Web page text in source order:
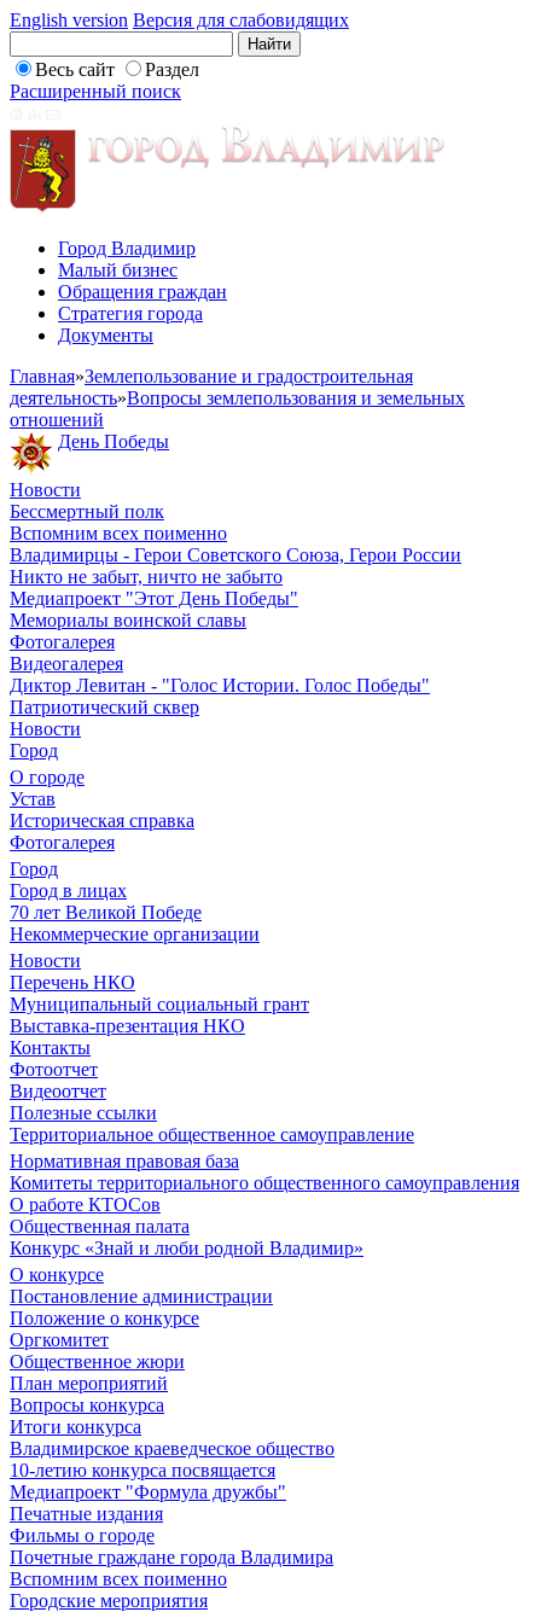
English version Версия для слабовидящих
Весь сайт
Раздел
Расширенный поиск
Город Владимир
Малый бизнес
Обращения граждан
Стратегия города
Документы
Главная»Землепользование и градостроительная
деятельность»Вопросы землепользования и земельных
отношений
День Победы
Новости
Бессмертный полк
Вспомним всех поименно
Владимирцы - Герои Советского Союза, Герои России
Никто не забыт, ничто не забыто
Медиапроект "Этот День Победы"
Мемориалы воинской славы
Фотогалерея
Видеогалерея
Диктор Левитан - "Голос Истории. Голос Победы"
Патриотический сквер
Новости
Город
О городе
Устав
Историческая справка
Фотогалерея
Город
Город в лицах
70 лет Великой Победе
Некоммерческие организации
Новости
Перечень НКО
Муниципальный социальный грант
Выставка-презентация НКО
Контакты
Фотоотчет
Видеоотчет
Полезные ссылки
Территориальное общественное самоуправление
Нормативная правовая база
Комитеты территориального общественного самоуправления
О работе КТОСов
Общественная палата
Конкурс «Знай и люби родной Владимир»
О конкурсе
Постановление администрации
Положение о конкурсе
Оргкомитет
Общественное жюри
План мероприятий
Вопросы конкурса
Итоги конкурса
Владимирское краеведческое общество
10-летию конкурса посвящается
Медиапроект "Формула дружбы"
Печатные издания
Фильмы о городе
Почетные граждане города Владимира
Вспомним всех поименно
Городские мероприятия